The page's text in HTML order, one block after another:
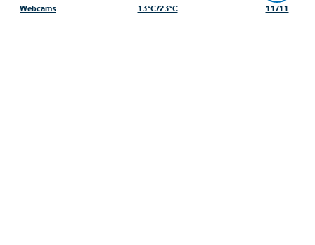
Webcams 13°C/23°C 11/11